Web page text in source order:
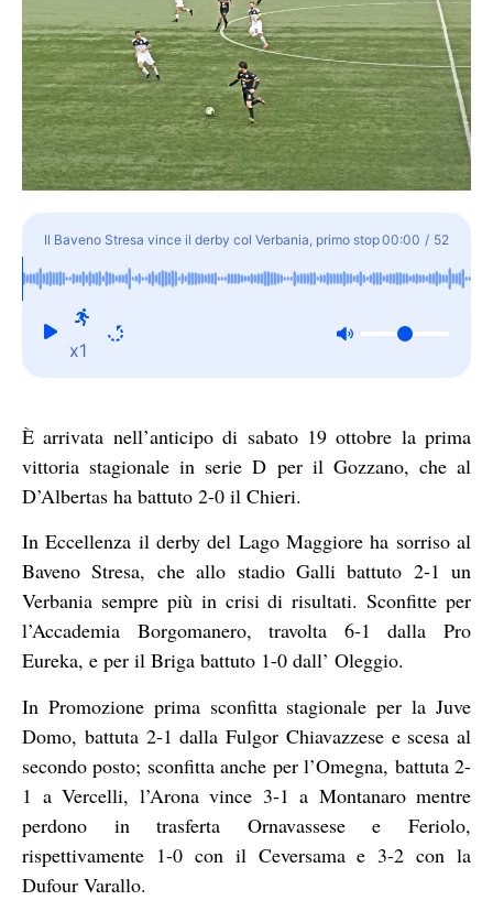
Il Baveno Stresa vince il derby col Verbania, primo stop
stagionale per la Juventus Domo
00:00 / 52
x1
È arrivata nell’anticipo di sabato 19 ottobre la prima
vittoria stagionale in serie D per il Gozzano, che al
D’Albertas ha battuto 2-0 il Chieri.
In Eccellenza il derby del Lago Maggiore ha sorriso al
Baveno Stresa, che allo stadio Galli battuto 2-1 un
Verbania sempre più in crisi di risultati. Sconfitte per
l’Accademia Borgomanero, travolta 6-1 dalla Pro
Eureka, e per il Briga battuto 1-0 dall’ Oleggio.
In Promozione prima sconfitta stagionale per la Juve
Domo, battuta 2-1 dalla Fulgor Chiavazzese e scesa al
secondo posto; sconfitta anche per l’Omegna, battuta 2-
1 a Vercelli, l’Arona vince 3-1 a Montanaro mentre
perdono in trasferta Ornavassese e Feriolo,
rispettivamente 1-0 con il Ceversama e 3-2 con la
Dufour Varallo.